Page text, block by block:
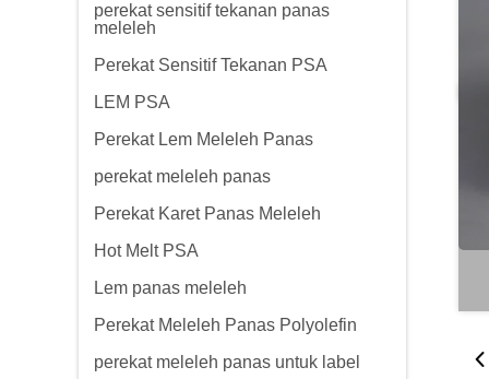
perekat sensitif tekanan panas
meleleh
Perekat Sensitif Tekanan PSA
LEM PSA
Perekat Lem Meleleh Panas
perekat meleleh panas
Perekat Karet Panas Meleleh
Hot Melt PSA
Lem panas meleleh
Perekat Meleleh Panas Polyolefin
perekat meleleh panas untuk label